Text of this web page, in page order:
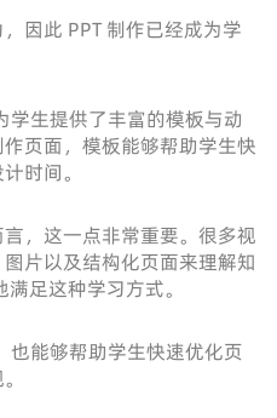
因此 PPT 制作已经成为学
学生提供了丰富的模板与动
页面，模板能够帮助学生快
时间。
，这一点非常重要。很多视
片以及结构化页面来理解知
足这种学习方式。
也能够帮助学生快速优化页